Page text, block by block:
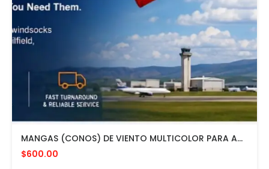
MANGAS (CONOS) DE VIENTO MULTICOLOR PARA AVIACION CON HERRAJE DE MONTAJE A POSTE FAA L807. MADE IN USA. 24" DIAMETRO
$600.00